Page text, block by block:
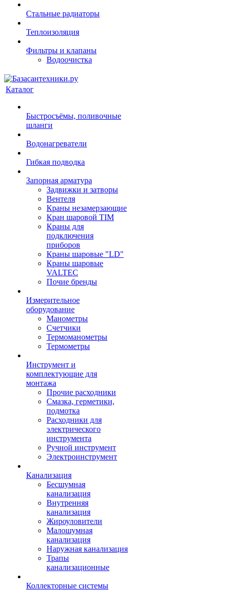
Стальные радиаторы
Теплоизоляция
Фильтры и клапаны
Водоочистка
Каталог
Быстросъёмы, поливочные
шланги
Водонагреватели
Гибкая подводка
Запорная арматура
Задвижки и затворы
Вентеля
Краны незамерзающие
Кран шаровой TIM
Краны для
подключения
приборов
Краны шаровые "LD"
Краны шаровые
VALTEC
Почие бренды
Измерительное
оборудование
Манометры
Счетчики
Термоманометры
Термометры
Инструмент и
комплектующие для
монтажа
Прочие расходники
Смазка, герметики,
подмотка
Расходники для
электрического
инструмента
Ручной инструмент
Электроинструмент
Канализация
Бесшумная
канализация
Внутренняя
канализация
Жироуловители
Малошумная
канализация
Наружная канализация
Трапы
канализационные
Коллекторные системы